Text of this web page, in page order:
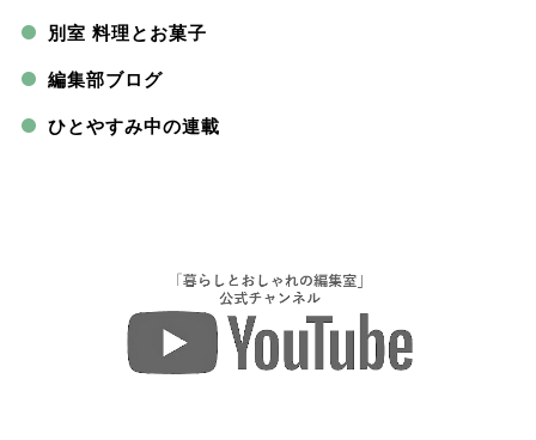
別室 料理とお菓子
編集部ブログ
ひとやすみ中の連載